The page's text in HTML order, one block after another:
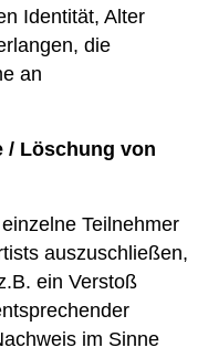
Identität, Alter
die
an
/ Löschung von
Teilnehmer
auszuschließen,
ein Verstoß
im Sinne